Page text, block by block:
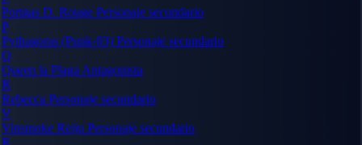
Portgas D. Rouge Personaje secundario
P
Pythagoras (Punk-03) Personaje secundario
Q
Queen la Plaga Antagonista
R
Rebecca Personaje secundario
V
Vinsmoke Reiju Personaje secundario
R